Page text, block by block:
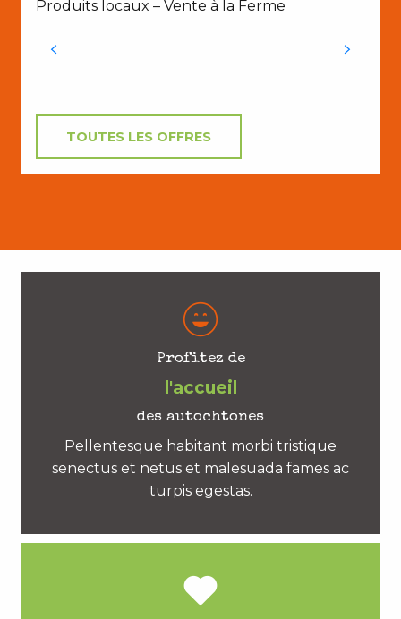
Produits locaux – Vente à la Ferme
TOUTES LES OFFRES
Profitez de
l'accueil
des autochtones
Pellentesque habitant morbi tristique
senectus et netus et malesuada fames ac
turpis egestas.